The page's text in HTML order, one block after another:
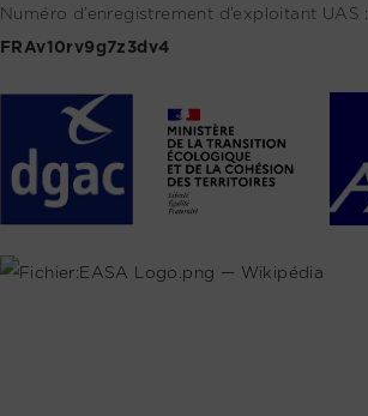
Numéro d’enregistrement d’exploitant UAS :
FRAv10rv9g7z3dv4